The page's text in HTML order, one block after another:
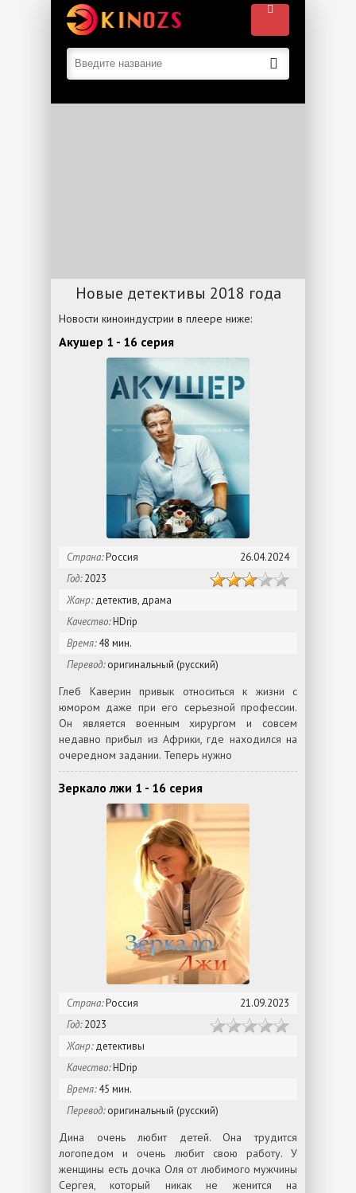
Новые детективы 2018 года
Новости киноиндустрии в плеере ниже:
Акушер 1 - 16 серия
Страна:Россия
26.04.2024
Год:2023
Жанр:детектив, драма
Качество:HDrip
Время:48 мин.
Перевод:оригинальный (русский)
Глеб Каверин привык относиться к жизни с
юмором даже при его серьезной профессии.
Он является военным хирургом и совсем
недавно прибыл из Африки, где находился на
очередном задании. Теперь нужно
Зеркало лжи 1 - 16 серия
Страна:Россия
21.09.2023
Год:2023
Жанр:детективы
Качество:HDrip
Время:45 мин.
Перевод:оригинальный (русский)
Дина очень любит детей. Она трудится
логопедом и очень любит свою работу. У
женщины есть дочка Оля от любимого мужчины
Сергея, который никак не женится на